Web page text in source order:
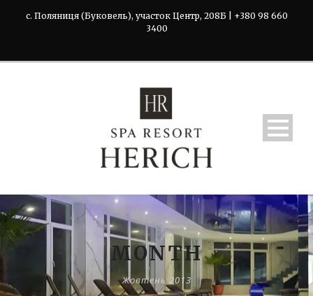
с. Поляниця (Буковель), участок Центр, 208Б | +380 98 660
3400
MONTH
Жовтень 2013